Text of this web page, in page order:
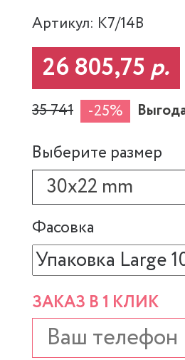
Артикул: K7/14B
26 805,75 р.
35 741 -25%
Выберите размер
30x22 mm
Фасовка
ЗАКАЗ В 1 КЛИК